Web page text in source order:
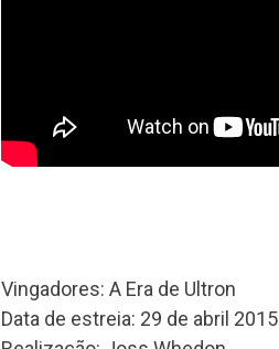
Vingadores: A Era de Ultron
Data de estreia: 29 de abril 2015